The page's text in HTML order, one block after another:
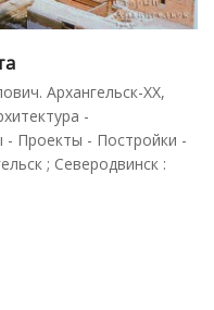
Архангельск-XX,
-
Проекты - Постройки -
; Северодвинск :